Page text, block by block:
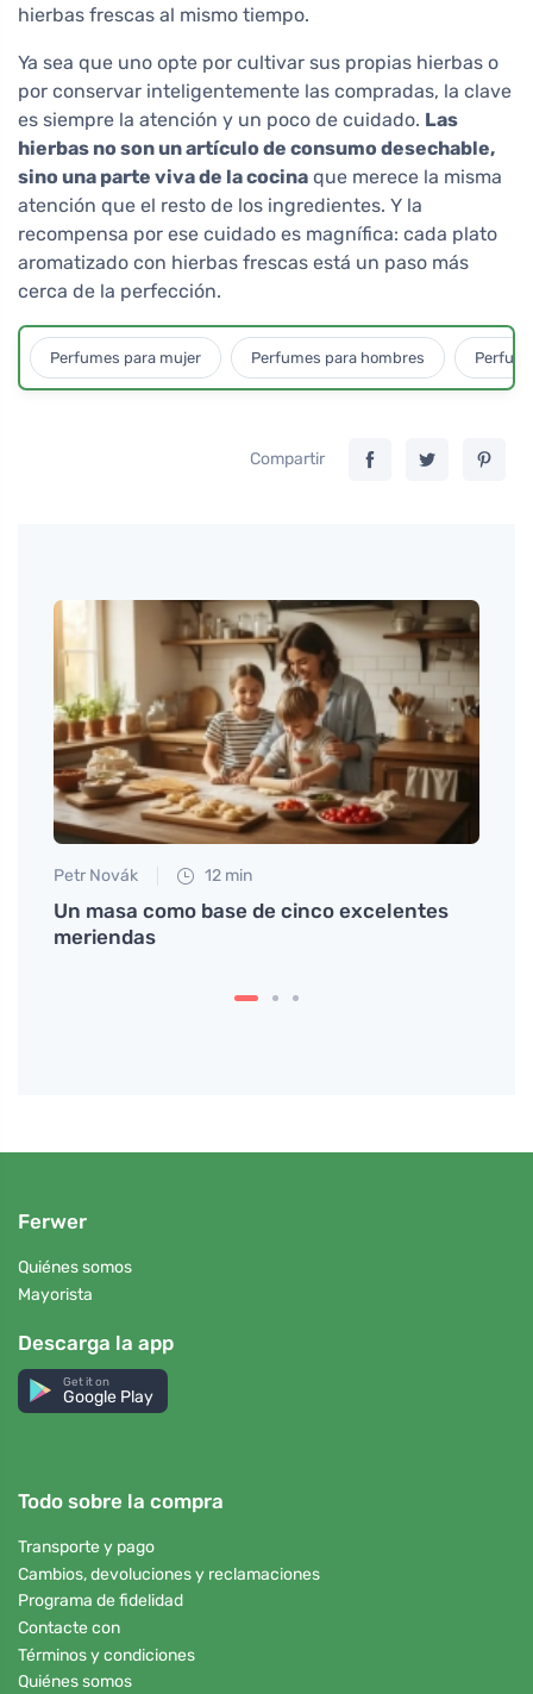
hierbas frescas al mismo tiempo.
Ya sea que uno opte por cultivar sus propias hierbas o
por conservar inteligentemente las compradas, la clave
es siempre la atención y un poco de cuidado. Las
hierbas no son un artículo de consumo desechable,
sino una parte viva de la cocina que merece la misma
atención que el resto de los ingredientes. Y la
recompensa por ese cuidado es magnífica: cada plato
aromatizado con hierbas frescas está un paso más
cerca de la perfección.
Perfumes para mujer Perfumes para hombres
Compartir
Petr Novák 12 min
Un masa como base de cinco excelentes
meriendas
Ferwer
Quiénes somos
Mayorista
Descarga la app
Get it on
Google Play
Todo sobre la compra
Transporte y pago
Cambios, devoluciones y reclamaciones
Programa de fidelidad
Contacte con
Términos y condiciones
Quiénes somos